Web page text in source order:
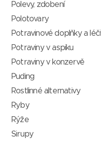
Polevy, zdobení
Polotovary
Potravinové doplňky a
Potraviny v aspiku
Potraviny v konzervě
Puding
Rostlinné alternativy
Ryby
Rýže
Sirupy